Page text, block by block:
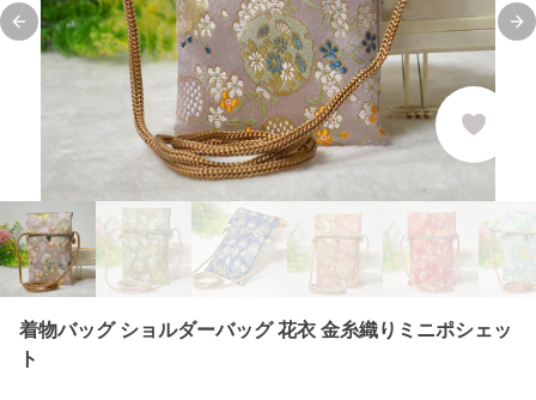
Previous slide
着物バッグ ショルダーバッグ 花衣 金糸織りミニポシェッ
ト